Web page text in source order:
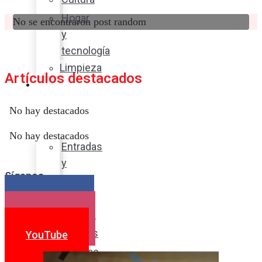
Hogar
y
tecnología
Limpieza
Cocina
sabor
Entradas
y
Postres
Bebidas
No se encontraron post random
Artículos destacados
No hay destacados
No hay destacados
Síganos
YouTube